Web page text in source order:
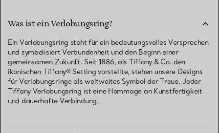
Was ist ein Verlobungsring?
Ein Verlobungsring steht für ein bedeutungsvolles Versprechen
und symbolisiert Verbundenheit und den Beginn einer
gemeinsamen Zukunft. Seit 1886, als Tiffany & Co. den
ikonischen Tiffany® Setting vorstellte, stehen unsere Designs
für Verlobungsringe als weltweites Symbol der Treue. Jeder
Tiffany Verlobungsring ist eine Hommage an Kunstfertigkeit
und dauerhafte Verbindung.